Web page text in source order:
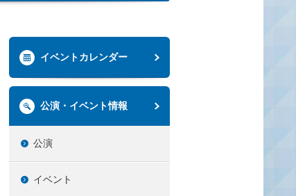
イベントカレンダー
公演・イベント情報
公演
イベント